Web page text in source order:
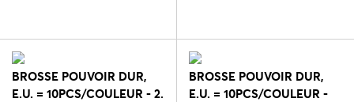
BROSSE POUVOIR DUR,
E.U. = 10PCS/COULEUR - 2.
BROSSE POUVOIR DUR,
E.U. = 10PCS/COULEUR -